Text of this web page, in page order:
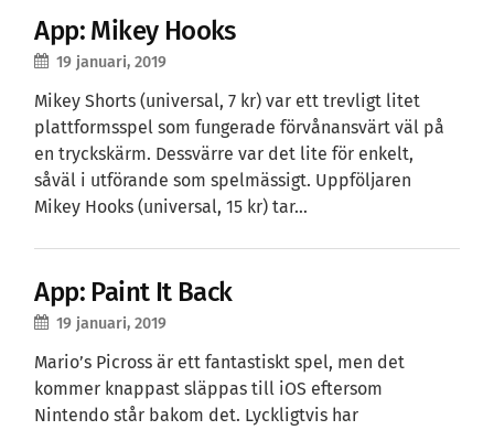
App: Mikey Hooks
19 januari, 2019
Mikey Shorts (universal, 7 kr) var ett trevligt litet
plattformsspel som fungerade förvånansvärt väl på
en tryckskärm. Dessvärre var det lite för enkelt,
såväl i utförande som spelmässigt. Uppföljaren
Mikey Hooks (universal, 15 kr) tar…
App: Paint It Back
19 januari, 2019
Mario’s Picross är ett fantastiskt spel, men det
kommer knappast släppas till iOS eftersom
Nintendo står bakom det. Lyckligtvis har